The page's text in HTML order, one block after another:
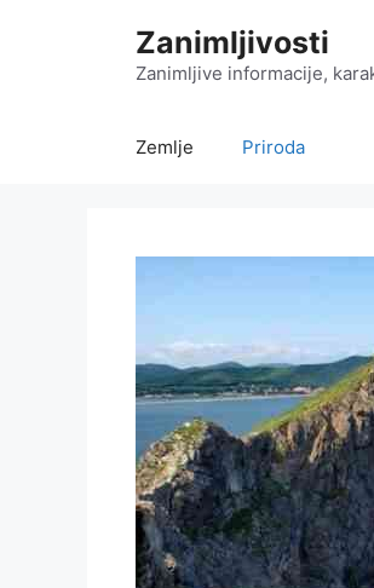
Zanimljivosti
Zanimljive informacije,
Zemlje Priroda